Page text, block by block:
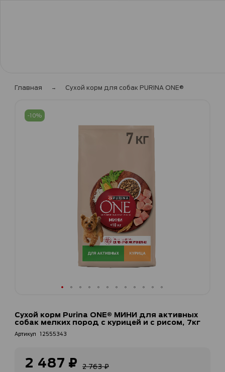
Главная Сухой корм для собак PURINA ONE®
-10%
перейти
началу
галереи
изображений
Сухой корм Purina ONE® МИНИ для активных
собак мелких пород с курицей и с рисом, 7кг
Артикул 12555343
Специальная
2 487 ₽ 2 763 ₽